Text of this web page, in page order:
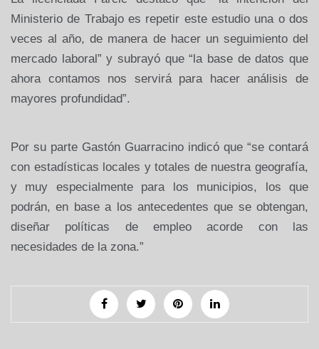
Ministerio de Trabajo es repetir este estudio una o dos
veces al año, de manera de hacer un seguimiento del
mercado laboral” y subrayó que “la base de datos que
ahora contamos nos servirá para hacer análisis de
mayores profundidad”.
Por su parte Gastón Guarracino indicó que “se contará
con estadísticas locales y totales de nuestra geografía,
y muy especialmente para los municipios, los que
podrán, en base a los antecedentes que se obtengan,
diseñar políticas de empleo acorde con las
necesidades de la zona.”